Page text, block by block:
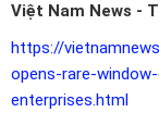
Việt Nam News -
https://
opens-rare-
enterprises.html